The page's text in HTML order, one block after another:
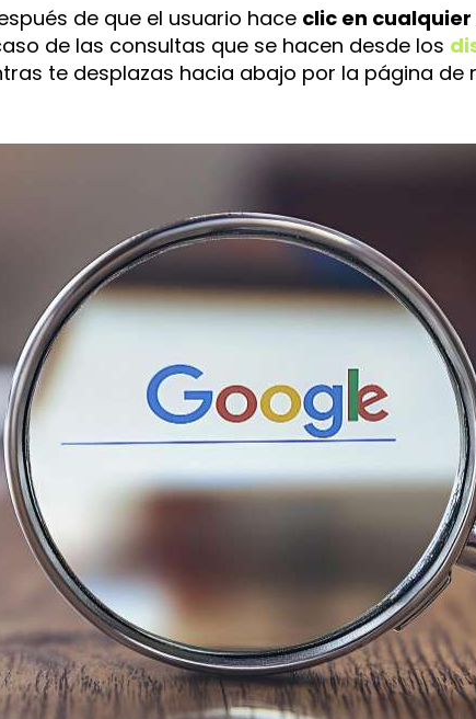
de que el usuario hace clic en
de las consultas que se hacen desde los
te desplazas hacia abajo por la página de